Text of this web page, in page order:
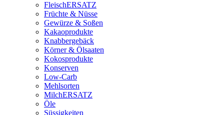
FleischERSATZ
Früchte & Nüsse
Gewürze & Soßen
Kakaoprodukte
Knabbergebäck
Körner & Ölsaaten
Kokosprodukte
Konserven
Low-Carb
Mehlsorten
MilchERSATZ
Öle
Süssigkeiten